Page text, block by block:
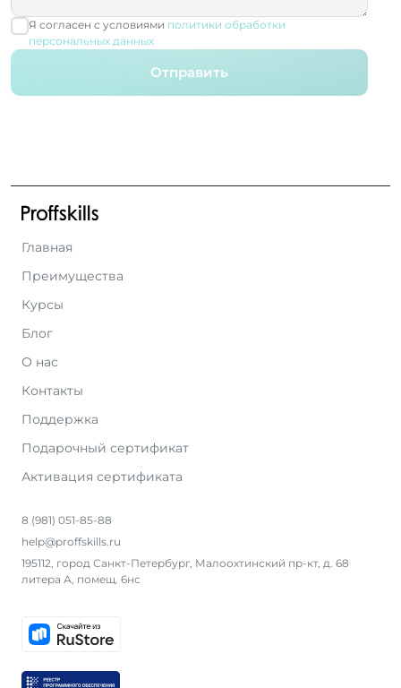
Я согласен с условиями политики обработки
персональных данных
Отправить
Главная
Преимущества
Курсы
Блог
О нас
Контакты
Поддержка
Подарочный сертификат
Активация сертификата
8 (981) 051-85-88
help@proffskills.ru
195112, город Санкт-Петербург, Малоохтинский пр-кт, д. 68
литера А, помещ. 6нс